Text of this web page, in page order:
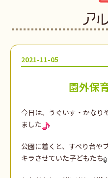
ア
2021-11-05
園外保
今日は、うぐいす・かなり
ました
公園に着くと、すべり台や
キラさせていた子どもたち